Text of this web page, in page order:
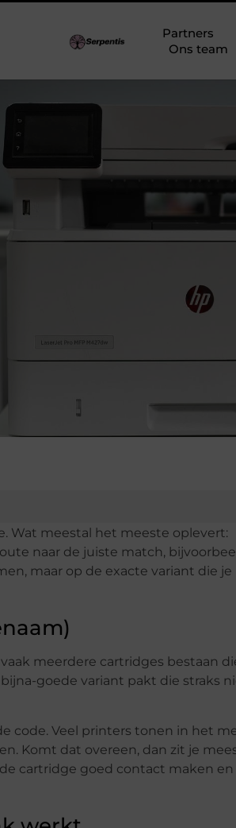
Partners
Ons team
Wat meestal het meeste oplevert:
naar de juiste match,
maar op de exacte variant die je
meerdere cartridges bestaan
goede variant pakt die straks
code. Veel printers tonen in het
Komt dat overeen, dan zit je
cartridge goed contact maken en